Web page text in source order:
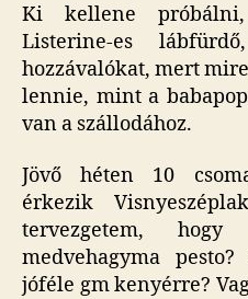
Ki kellene
Listerine-es
hozzávalókat, mert
lennie, mint a
van a szállodához.
Jövő héten 10
érkezik
tervezgetem,
medvehagyma
jóféle gm kenyérre?